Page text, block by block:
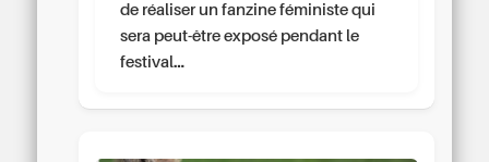
de réaliser un fanzine féministe qui
sera peut-être exposé pendant le
festival…